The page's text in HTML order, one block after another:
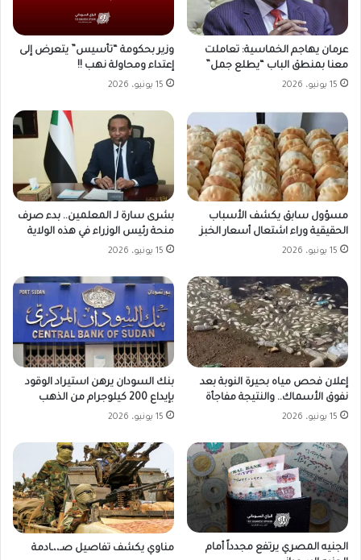
عرمان يهاجم الخماسية: تعاملت
معنا بمنطق الباب “يطلع جمل”
15 يونيو، 2026
وزير بحكومة “تأسيس” يتعرض إلى
إعتداء ومحاولة نهب !!
15 يونيو، 2026
مسؤول سابق يكشف الأسباب
الحقيقية وراء اشتعال أسعار الخبز
15 يونيو، 2026
بشرى سارة لـ المعلمين.. بدء صرف
منحة رئيس الوزراء في هذه الولاية
15 يونيو، 2026
إعلان فحص مياه بحيرة النوبة بعد
نفوق الأسماك.. والنتيجة مفاجأة
15 يونيو، 2026
بنك السودان يرهن استيراد الوقود
بإيداع 200 كيلوجرام من الذهب
15 يونيو، 2026
الجنيه المصري يرتفع مجدداً أمام
مناوي يكشف تفاصيل صـ،،ـادمة